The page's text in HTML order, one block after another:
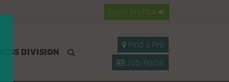
Login MyPGA
DIVISION
Find a Pro
Job-Portal